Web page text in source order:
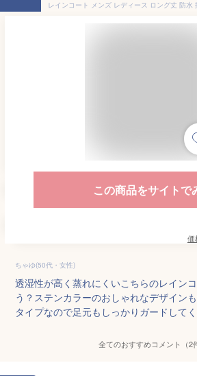
この商品をサイトで
価
ちゃゆ(50代・女性)
透湿性が高く蒸れにくいこちらのレイン
う？ステンカラーのおしゃれなデザイン
タイプなので足元もしっかりガードして
全てのおすすめコメント（2